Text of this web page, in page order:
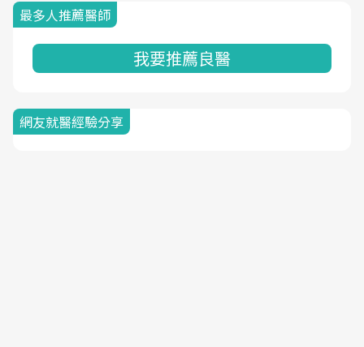
最多人推薦醫師
我要推薦良醫
網友就醫經驗分享